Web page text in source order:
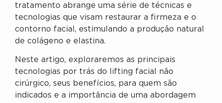
tratamento abrange uma série de técnicas e
tecnologias que visam restaurar a firmeza e o
contorno facial, estimulando a produção natural
de colágeno e elastina.
Neste artigo, exploraremos as principais
tecnologias por trás do lifting facial não
cirúrgico, seus benefícios, para quem são
indicados e a importância de uma abordagem